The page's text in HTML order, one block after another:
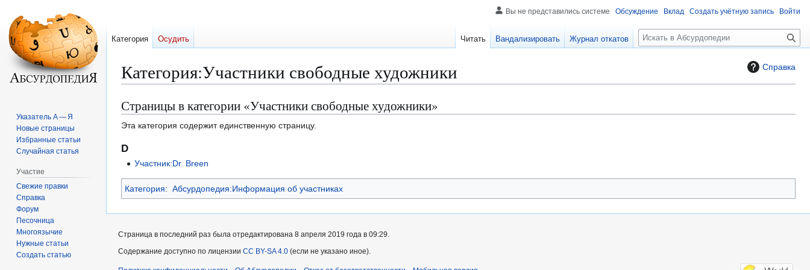
Справка
Категория:Участники свободные художники
Перейти
к
навигации
Перейти
к
поиску
Страницы в категории «Участники свободные художники»
Эта категория содержит единственную страницу.
D
Участник:Dr. Breen
Категория: Абсурдопедия:Информация об участниках
Вы не представились системе Обсуждение Вклад Создать учётную запись Войти
Категория Осудить Читать Вандализировать Журнал откатов
П
о
к
Указатель А — Я
Новые страницы
Избранные статьи
Случайная статья
Участие
Свежие правки
Справка
Форум
Песочница
Многоязычие
Нужные статьи
Создать статью
Страница в последний раз была отредактирована 8 апреля 2019 года в 09:29.
Содержание доступно по лицензии CC BY-SA 4.0 (если не указано иное).